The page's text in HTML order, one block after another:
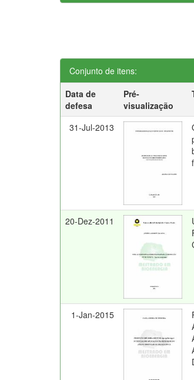
Conjunto de itens:
Data de
defesa
Pré-
visualização
31-Jul-2013
20-Dez-2011
1-Jan-2015